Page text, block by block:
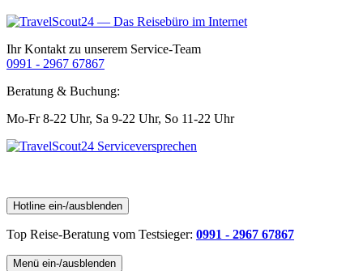
Ihr Kontakt zu unserem Service-Team
0991 - 2967 67867
Beratung & Buchung:
Mo-Fr 8-22 Uhr, Sa 9-22 Uhr, So 11-22 Uhr
Hotline ein-/ausblenden
Top Reise-Beratung vom Testsieger: 0991 - 2967 67867
Menü ein-/ausblenden